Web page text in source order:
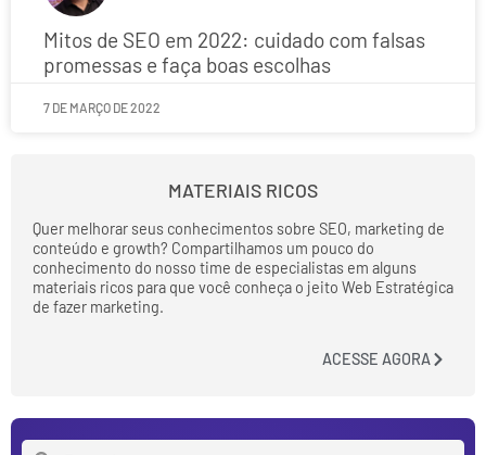
Mitos de SEO em 2022: cuidado com falsas
promessas e faça boas escolhas
7 DE MARÇO DE 2022
MATERIAIS RICOS
Quer melhorar seus conhecimentos sobre SEO, marketing de
conteúdo e growth? Compartilhamos um pouco do
conhecimento do nosso time de especialistas em alguns
materiais ricos para que você conheça o jeito Web Estratégica
de fazer marketing.
ACESSE AGORA